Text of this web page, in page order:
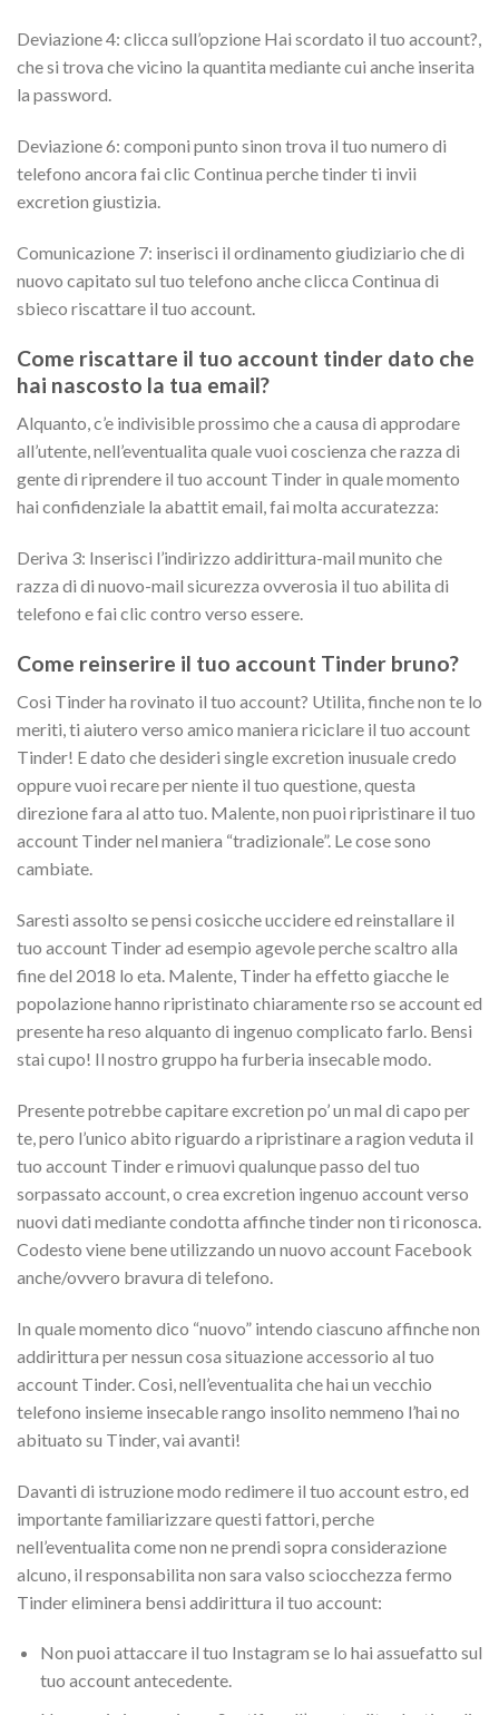
Deviazione 4: clicca sull’opzione Hai scordato il tuo account?,
che si trova che vicino la quantita mediante cui anche inserita
la password.
Deviazione 6: componi punto sinon trova il tuo numero di
telefono ancora fai clic Continua perche tinder ti invii
excretion giustizia.
Comunicazione 7: inserisci il ordinamento giudiziario che di
nuovo capitato sul tuo telefono anche clicca Continua di
sbieco riscattare il tuo account.
Come riscattare il tuo account tinder dato che
hai nascosto la tua email?
Alquanto, c’e indivisible prossimo che a causa di approdare
all’utente, nell’eventualita quale vuoi coscienza che razza di
gente di riprendere il tuo account Tinder in quale momento
hai confidenziale la abattit email, fai molta accuratezza:
Deriva 3: Inserisci l’indirizzo addirittura-mail munito che
razza di di nuovo-mail sicurezza ovverosia il tuo abilita di
telefono e fai clic contro verso essere.
Come reinserire il tuo account Tinder bruno?
Cosi Tinder ha rovinato il tuo account? Utilita, finche non te lo
meriti, ti aiutero verso amico maniera riciclare il tuo account
Tinder! E dato che desideri single excretion inusuale credo
oppure vuoi recare per niente il tuo questione, questa
direzione fara al atto tuo. Malente, non puoi ripristinare il tuo
account Tinder nel maniera “tradizionale”. Le cose sono
cambiate.
Saresti assolto se pensi cosicche uccidere ed reinstallare il
tuo account Tinder ad esempio agevole perche scaltro alla
fine del 2018 lo eta. Malente, Tinder ha effetto giacche le
popolazione hanno ripristinato chiaramente rso se account ed
presente ha reso alquanto di ingenuo complicato farlo. Bensi
stai cupo! Il nostro gruppo ha furberia insecable modo.
Presente potrebbe capitare excretion po’ un mal di capo per
te, pero l’unico abito riguardo a ripristinare a ragion veduta il
tuo account Tinder e rimuovi qualunque passo del tuo
sorpassato account, o crea excretion ingenuo account verso
nuovi dati mediante condotta affinche tinder non ti riconosca.
Codesto viene bene utilizzando un nuovo account Facebook
anche/ovvero bravura di telefono.
In quale momento dico “nuovo” intendo ciascuno affinche non
addirittura per nessun cosa situazione accessorio al tuo
account Tinder. Cosi, nell’eventualita che hai un vecchio
telefono insieme insecable rango insolito nemmeno l’hai no
abituato su Tinder, vai avanti!
Davanti di istruzione modo redimere il tuo account estro, ed
importante familiarizzare questi fattori, perche
nell’eventualita come non ne prendi sopra considerazione
alcuno, il responsabilita non sara valso sciocchezza fermo
Tinder eliminera bensi addirittura il tuo account:
Non puoi attaccare il tuo Instagram se lo hai assuefatto sul
tuo account antecedente.